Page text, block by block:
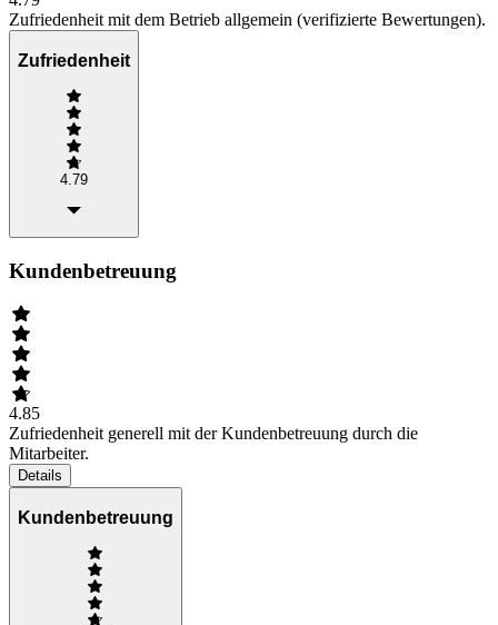
Zufriedenheit mit dem Betrieb allgemein (verifizierte Bewertungen).
Zufriedenheit
4.79
Kundenbetreuung
4.85
Zufriedenheit generell mit der Kundenbetreuung durch die
Mitarbeiter.
Details
Kundenbetreuung